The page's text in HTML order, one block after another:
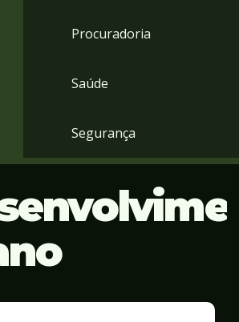
Procuradoria
Saúde
Segurança